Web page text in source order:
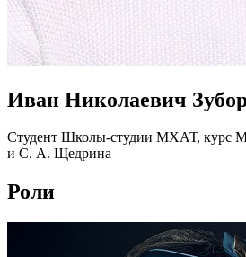
Иван Николаевич
Студент Школы-студии МХАТ, курс
и С. А. Щедрина
Роли